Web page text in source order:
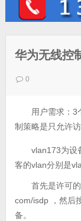
华为无线控
0
用户需求：3
制策略是只允许
vlan173为设
客的vlan分别是
首先是许可
com/isdp ，然后
备。